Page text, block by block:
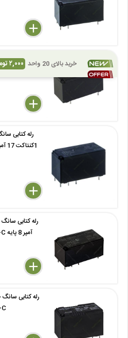
delete
remove
add
پایه Song Chuan 888-1CH-F
خرید بالای 20 واحد ۲,۰۰۰ تومان تخفیف ( %۱)
delete
remove
add
delete
remove
add
آمپر 8 پایه SONG CHUAN 888-2CH-F-C
delete
remove
add